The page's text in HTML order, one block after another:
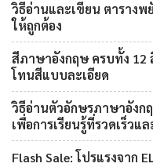
วิธีอ่านและเขียน ตาราง
ให้ถูกต้อง
สีภาษาอังกฤษ ครบทั้ง
โทนสีแบบละเอียด
วิธีอ่านตัวอักษรภาษาอังก
เพื่อการเรียนรู้ที่รวดเร็วแ
Flash Sale: โปรแรงจาก